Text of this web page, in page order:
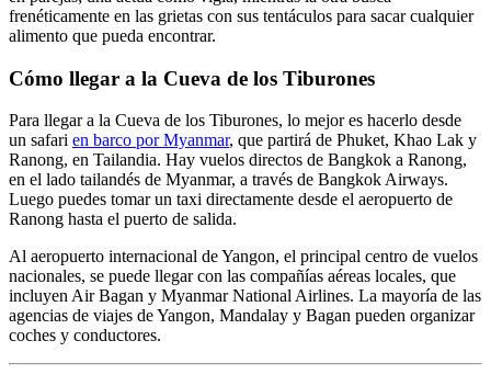
frenéticamente en las grietas con sus tentáculos para sacar cualquier
alimento que pueda encontrar.
Cómo llegar a la Cueva de los Tiburones
Para llegar a la Cueva de los Tiburones, lo mejor es hacerlo desde
un safari en barco por Myanmar, que partirá de Phuket, Khao Lak y
Ranong, en Tailandia. Hay vuelos directos de Bangkok a Ranong,
en el lado tailandés de Myanmar, a través de Bangkok Airways.
Luego puedes tomar un taxi directamente desde el aeropuerto de
Ranong hasta el puerto de salida.
Al aeropuerto internacional de Yangon, el principal centro de vuelos
nacionales, se puede llegar con las compañías aéreas locales, que
incluyen Air Bagan y Myanmar National Airlines. La mayoría de las
agencias de viajes de Yangon, Mandalay y Bagan pueden organizar
coches y conductores.